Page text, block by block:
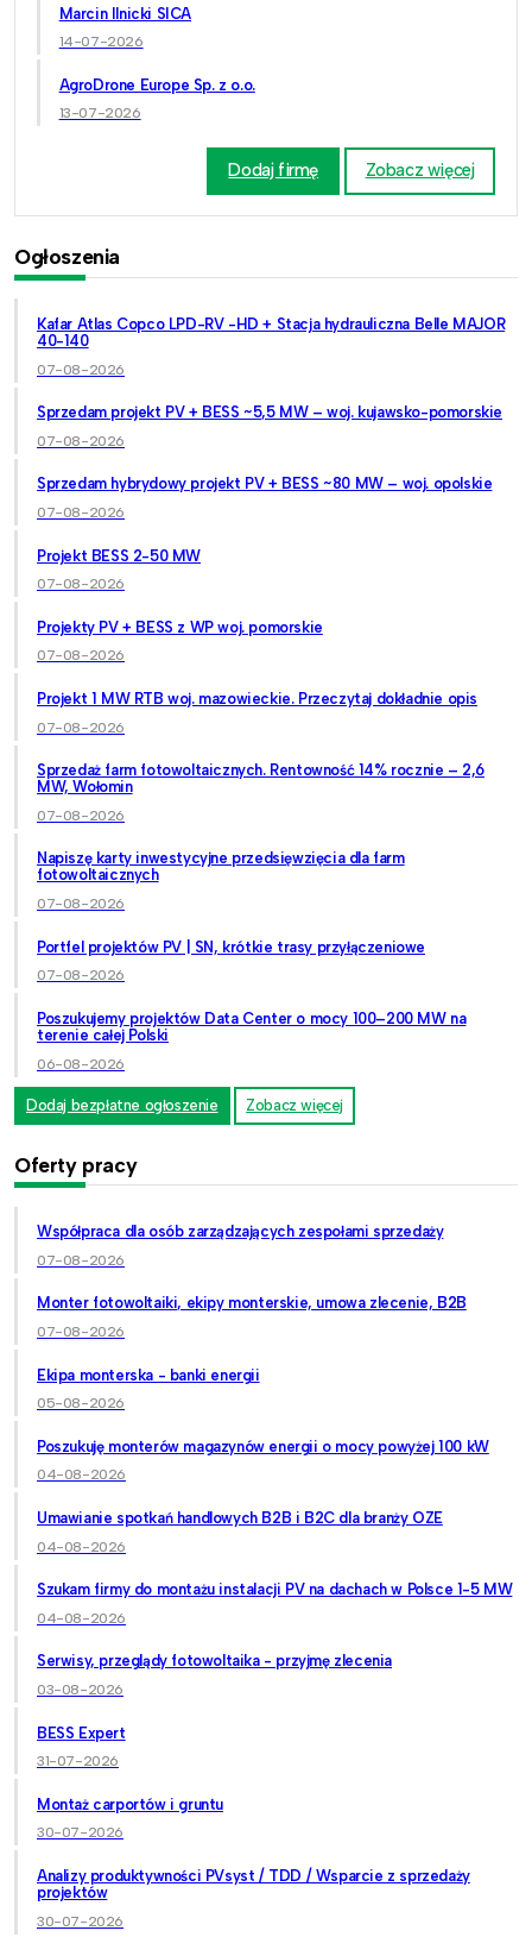
Marcin Ilnicki SICA
14-07-2026
AgroDrone Europe Sp. z o.o.
13-07-2026
Dodaj firmę Zobacz więcej
Ogłoszenia
Kafar Atlas Copco LPD-RV -HD + Stacja hydrauliczna Belle MAJOR
40-140
07-08-2026
Sprzedam projekt PV + BESS ~5,5 MW – woj. kujawsko-pomorskie
07-08-2026
Sprzedam hybrydowy projekt PV + BESS ~80 MW – woj. opolskie
07-08-2026
Projekt BESS 2-50 MW
07-08-2026
Projekty PV + BESS z WP woj. pomorskie
07-08-2026
Projekt 1 MW RTB woj. mazowieckie. Przeczytaj dokładnie opis
07-08-2026
Sprzedaż farm fotowoltaicznych. Rentowność 14% rocznie – 2,6
MW, Wołomin
07-08-2026
Napiszę karty inwestycyjne przedsięwzięcia dla farm
fotowoltaicznych
07-08-2026
Portfel projektów PV | SN, krótkie trasy przyłączeniowe
07-08-2026
Poszukujemy projektów Data Center o mocy 100–200 MW na
terenie całej Polski
06-08-2026
Dodaj bezpłatne ogłoszenie Zobacz więcej
Oferty pracy
Współpraca dla osób zarządzających zespołami sprzedaży
07-08-2026
Monter fotowoltaiki, ekipy monterskie, umowa zlecenie, B2B
07-08-2026
Ekipa monterska - banki energii
05-08-2026
Poszukuję monterów magazynów energii o mocy powyżej 100 kW
04-08-2026
Umawianie spotkań handlowych B2B i B2C dla branży OZE
04-08-2026
Szukam firmy do montażu instalacji PV na dachach w Polsce 1-5 MW
04-08-2026
Serwisy, przeglądy fotowoltaika - przyjmę zlecenia
03-08-2026
BESS Expert
31-07-2026
Montaż carportów i gruntu
30-07-2026
Analizy produktywności PVsyst / TDD / Wsparcie z sprzedaży
projektów
30-07-2026